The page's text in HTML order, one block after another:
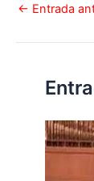
← Entrada